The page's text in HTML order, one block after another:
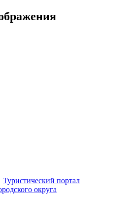
Туристический портал
округа